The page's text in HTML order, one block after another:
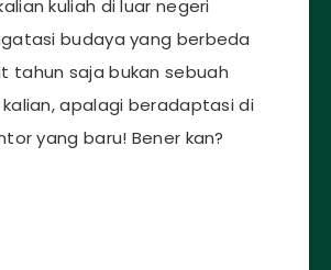
kuliah di luar negeri
budaya yang berbeda
tahun saja bukan sebuah
apalagi beradaptasi di
yang baru! Bener kan?